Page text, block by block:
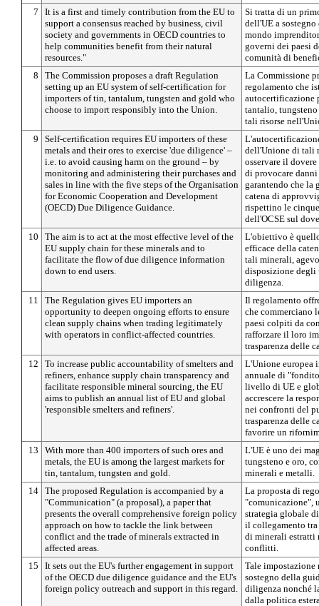
7
It is a first and timely contribution from the EU to
support a consensus reached by business, civil
society and governments in OECD countries to
help communities benefit from their natural
resources."
Si tratta di un
dell'UE a
mondo
governi dei paesi
comunità di
8
The Commission proposes a draft Regulation
setting up an EU system of self-certification for
importers of tin, tantalum, tungsten and gold who
choose to import responsibly into the Union.
La Commissione
regolamento che
autocertificazione
tantalio,
tali risorse
9
Self-certification requires EU importers of these
metals and their ores to exercise 'due diligence' –
i.e. to avoid causing harm on the ground – by
monitoring and administering their purchases and
sales in line with the five steps of the Organisation
for Economic Cooperation and Development
(OECD) Due Diligence Guidance.
dell'Unione di tali
osservare il
di provocare
garantendo che la
catena di
rispettino le
dell'OCSE sul
10
The aim is to act at the most effective level of the
EU supply chain for these minerals and to
facilitate the flow of due diligence information
down to end users.
L'obiettivo è
efficace della
tali minerali,
disposizione
diligenza.
11
The Regulation gives EU importers an
opportunity to deepen ongoing efforts to ensure
clean supply chains when trading legitimately
with operators in conflict-affected countries.
Il regolamento
che commerciano
paesi colpiti da
rafforzare il loro
trasparenza delle
12
To increase public accountability of smelters and
refiners, enhance supply chain transparency and
facilitate responsible mineral sourcing, the EU
aims to publish an annual list of EU and global
'responsible smelters and refiners'.
L'Unione europea
annuale di
livello di UE e
accrescere la
nei confronti del
trasparenza delle
favorire un
13
With more than 400 importers of such ores and
metals, the EU is among the largest markets for
tin, tantalum, tungsten and gold.
L'UE è uno dei
tungsteno e oro,
minerali e metalli.
14 The proposed Regulation is accompanied by a
"Communication" (a proposal), a paper that
presents the overall comprehensive foreign policy
approach on how to tackle the link between
conflict and the trade of minerals extracted in
affected areas.
La proposta di
"comunicazione",
strategia globale
il collegamento
di minerali estratti
conflitti.
15
It sets out the EU's further engagement in support
of the OECD due diligence guidance and the EU's
foreign policy outreach and support in this regard.
Tale impostazione
sostegno della
diligenza nonché
dalla politica